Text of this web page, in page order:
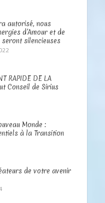
autorisé, nous
d’Amour et de
silencieuses
RAPIDE DE LA
Conseil de Sirius
Monde :
à la Transition
de votre avenir